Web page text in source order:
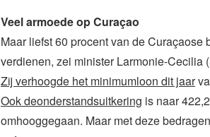
Veel armoede op Curaçao
Maar liefst 60 procent van de
verdienen, zei ministerLarmonie-Cecilia
Zij verhoogde het minimumloon dit jaar
Ook deonderstandsuitkering is naar
omhooggegaan. Maar met deze